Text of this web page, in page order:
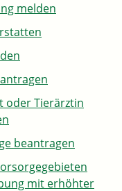
melden
oder Tierärztin
beantragen
mit erhöhter